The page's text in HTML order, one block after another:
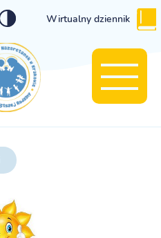
Wirtualny dziennik